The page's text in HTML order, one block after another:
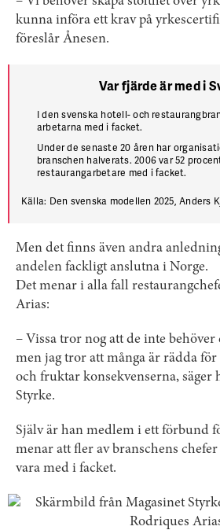
kunna införa ett krav på
föreslår Ånesen.
Var fjärde är med i
I den svenska hotell- och
arbetarna med i facket.
Under de senaste 20 åren har
branschen halverats. 2006 var 52
restaurangarbetare med i facket.
Källa: Den svenska modellen 2025, Anders
Men det finns även andra
andelen fackligt anslutna i Norge.
Det menar i alla fall
Arias:
– Vissa tror nog att de inte
men jag tror att många är rädda för
och fruktar konsekvenserna,
Styrke.
Själv är han medlem i ett förbund
menar att fler av branschens
vara med i facket.